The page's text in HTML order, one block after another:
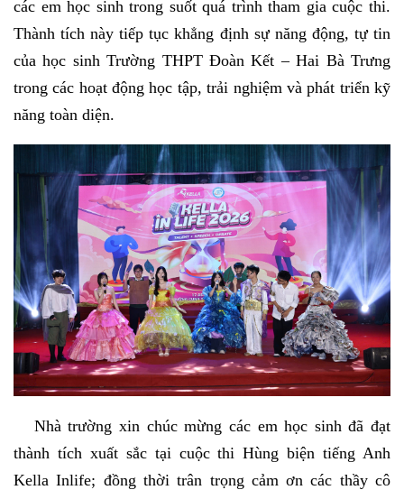
các em học sinh trong suốt quá trình tham gia cuộc thi.
Thành tích này tiếp tục khẳng định sự năng động, tự tin
của học sinh Trường THPT Đoàn Kết – Hai Bà Trưng
trong các hoạt động học tập, trải nghiệm và phát triển kỹ
năng toàn diện.
Nhà trường xin chúc mừng các em học sinh đã đạt
thành tích xuất sắc tại cuộc thi Hùng biện tiếng Anh
Kella Inlife; đồng thời trân trọng cảm ơn các thầy cô